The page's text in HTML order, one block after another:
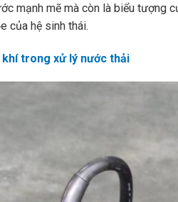
mạnh mẽ mà còn là biểu tượng
của hệ sinh thái.
khí trong xử lý nước thải